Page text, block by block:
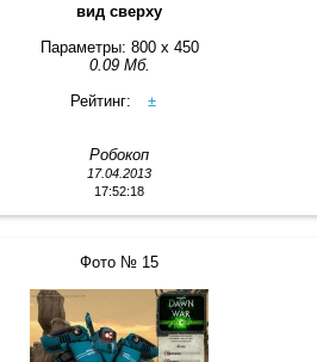
вид сверху
Параметры: 800 x 450
0.09 Мб.
Рейтинг:
±
Робокоп
17.04.2013
17:52:18
Фото № 15